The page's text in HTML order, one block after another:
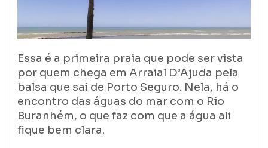
Essa é a primeira praia que pode ser vista
por quem chega em Arraial D’Ajuda pela
balsa que sai de Porto Seguro. Nela, há o
encontro das águas do mar com o Rio
Buranhém, o que faz com que a água ali
fique bem clara.